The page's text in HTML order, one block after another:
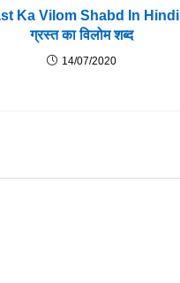
Ka Vilom Shabd In Hindi |
ग्रस्त का विलोम शब्द
14/07/2020